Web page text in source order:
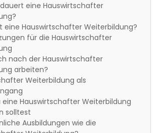
eine Hauswirtschafter
eine Hauswirtschafter Weiterbildung?
für die Hauswirtschafter
nach der Hauswirtschafter
arbeiten?
Weiterbildung als
Hauswirtschafter Weiterbildung
solltest
Ausbildungen wie die